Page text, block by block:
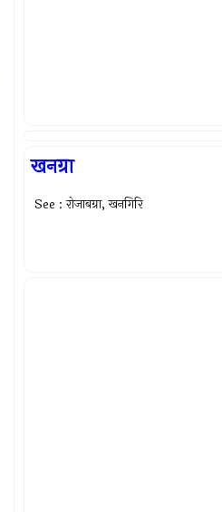
खनग्रा
See : रोजाबग्रा, खनगिरि